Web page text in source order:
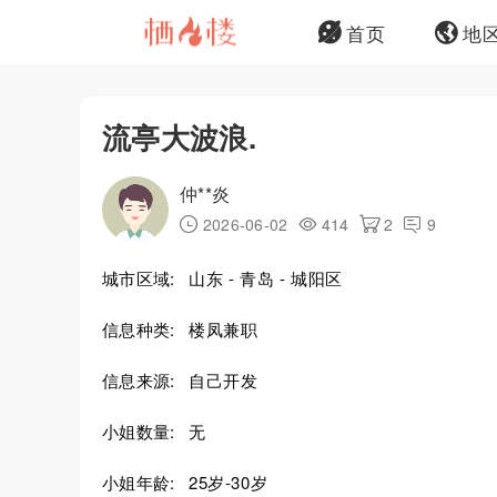
首页 地
流亭大波浪.
仲**炎
2026-06-02 414 2 9
城市区域: 山东 - 青岛 - 城阳区
信息种类: 楼凤兼职
信息来源: 自己开发
小姐数量: 无
小姐年龄: 25岁-30岁